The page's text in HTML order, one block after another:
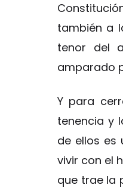
también a
tenor del
amparado
Y para
tenencia y
de ellos es
vivir con el
que trae la